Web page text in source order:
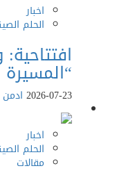
اخبار
الحلم الصيني
افتتاحية:
“المسيرة
2026-07-23ادمن
اخبار
الحلم الصيني
مقالات